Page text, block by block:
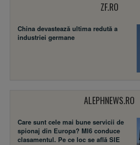
ZF.RO
China devastează ultima redută a
industriei germane
ALEPHNEWS.RO
Care sunt cele mai bune servicii de
spionaj din Europa? MI6 conduce
clasamentul. Pe ce loc se află SIE